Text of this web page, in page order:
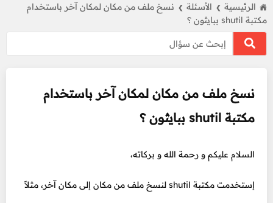
الرئيسية ❯ الأسئلة ❯
نسخ ملف من مكان لمكان آخر باستخدام
مكتبة shutil ببايثون ؟
نسخ ملف من مكان لمكان آخر باستخدام
مكتبة shutil ببايثون ؟
السلام عليكم و رحمة الله و بركاته،
إستخدمت مكتبة shutil لنسخ ملف من مكان إلى مكان آخر، مثلاً